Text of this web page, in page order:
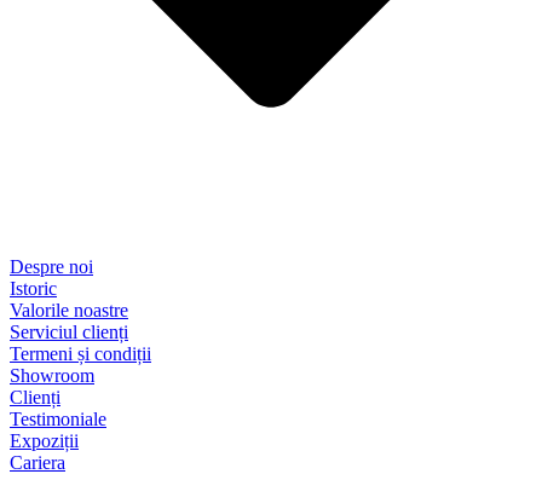
Despre noi
Istoric
Valorile noastre
Serviciul clienți
Termeni și condiții
Showroom
Clienți
Testimoniale
Expoziții
Cariera